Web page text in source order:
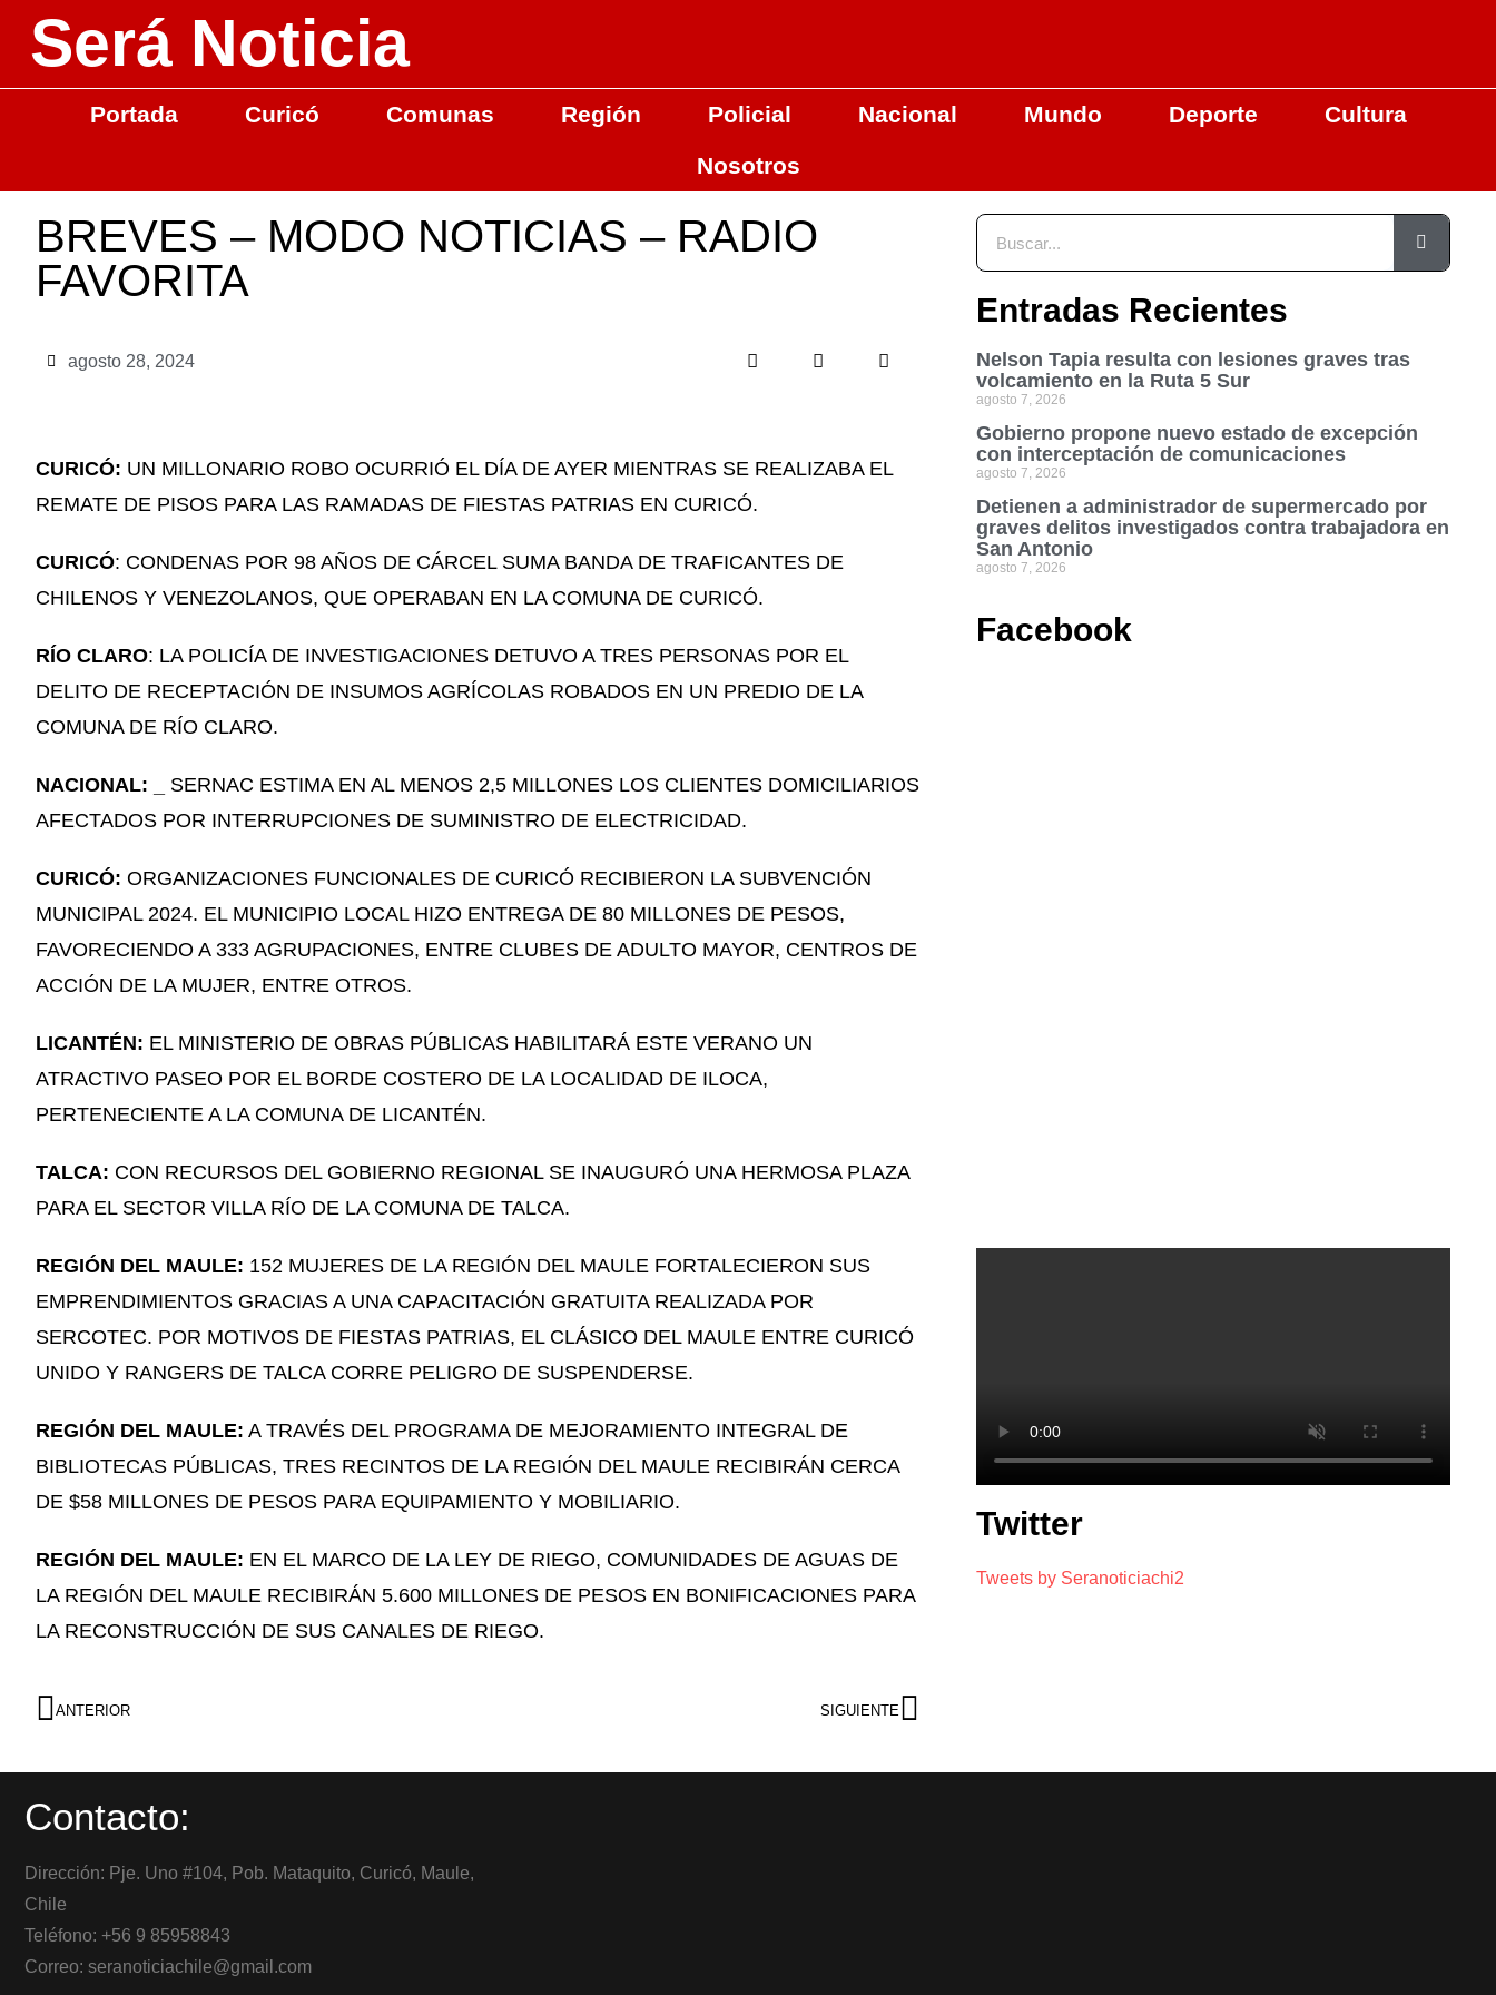
Será Noticia
Portada Curicó Comunas Región Policial Nacional Mundo Deporte
Cultura
Nosotros
BREVES – MODO NOTICIAS – RADIO
FAVORITA
agosto 28, 2024
CURICÓ: UN MILLONARIO ROBO OCURRIÓ EL DÍA DE AYER MIENTRAS SE REALIZABA EL
REMATE DE PISOS PARA LAS RAMADAS DE FIESTAS PATRIAS EN CURICÓ.
CURICÓ: CONDENAS POR 98 AÑOS DE CÁRCEL SUMA BANDA DE TRAFICANTES DE
CHILENOS Y VENEZOLANOS, QUE OPERABAN EN LA COMUNA DE CURICÓ.
RÍO CLARO: LA POLICÍA DE INVESTIGACIONES DETUVO A TRES PERSONAS POR EL
DELITO DE RECEPTACIÓN DE INSUMOS AGRÍCOLAS ROBADOS EN UN PREDIO DE LA
COMUNA DE RÍO CLARO.
NACIONAL: _ SERNAC ESTIMA EN AL MENOS 2,5 MILLONES LOS CLIENTES DOMICILIARIOS
AFECTADOS POR INTERRUPCIONES DE SUMINISTRO DE ELECTRICIDAD.
CURICÓ: ORGANIZACIONES FUNCIONALES DE CURICÓ RECIBIERON LA SUBVENCIÓN
MUNICIPAL 2024. EL MUNICIPIO LOCAL HIZO ENTREGA DE 80 MILLONES DE PESOS,
FAVORECIENDO A 333 AGRUPACIONES, ENTRE CLUBES DE ADULTO MAYOR, CENTROS DE
ACCIÓN DE LA MUJER, ENTRE OTROS.
LICANTÉN: EL MINISTERIO DE OBRAS PÚBLICAS HABILITARÁ ESTE VERANO UN
ATRACTIVO PASEO POR EL BORDE COSTERO DE LA LOCALIDAD DE ILOCA,
PERTENECIENTE A LA COMUNA DE LICANTÉN.
TALCA: CON RECURSOS DEL GOBIERNO REGIONAL SE INAUGURÓ UNA HERMOSA PLAZA
PARA EL SECTOR VILLA RÍO DE LA COMUNA DE TALCA.
REGIÓN DEL MAULE: 152 MUJERES DE LA REGIÓN DEL MAULE FORTALECIERON SUS
EMPRENDIMIENTOS GRACIAS A UNA CAPACITACIÓN GRATUITA REALIZADA POR
SERCOTEC. POR MOTIVOS DE FIESTAS PATRIAS, EL CLÁSICO DEL MAULE ENTRE CURICÓ
UNIDO Y RANGERS DE TALCA CORRE PELIGRO DE SUSPENDERSE.
REGIÓN DEL MAULE: A TRAVÉS DEL PROGRAMA DE MEJORAMIENTO INTEGRAL DE
BIBLIOTECAS PÚBLICAS, TRES RECINTOS DE LA REGIÓN DEL MAULE RECIBIRÁN CERCA
DE $58 MILLONES DE PESOS PARA EQUIPAMIENTO Y MOBILIARIO.
REGIÓN DEL MAULE: EN EL MARCO DE LA LEY DE RIEGO, COMUNIDADES DE AGUAS DE
LA REGIÓN DEL MAULE RECIBIRÁN 5.600 MILLONES DE PESOS EN BONIFICACIONES PARA
LA RECONSTRUCCIÓN DE SUS CANALES DE RIEGO.
ANTERIOR SIGUIENTE
Entradas Recientes
Nelson Tapia resulta con lesiones graves tras
volcamiento en la Ruta 5 Sur
agosto 7, 2026
Gobierno propone nuevo estado de excepción
con interceptación de comunicaciones
agosto 7, 2026
Detienen a administrador de supermercado por
graves delitos investigados contra trabajadora en
San Antonio
agosto 7, 2026
Facebook
Twitter
Tweets by Seranoticiachi2
Contacto:
Dirección: Pje. Uno #104, Pob. Mataquito, Curicó, Maule,
Chile
Teléfono: +56 9 85958843
Correo: seranoticiachile@gmail.com